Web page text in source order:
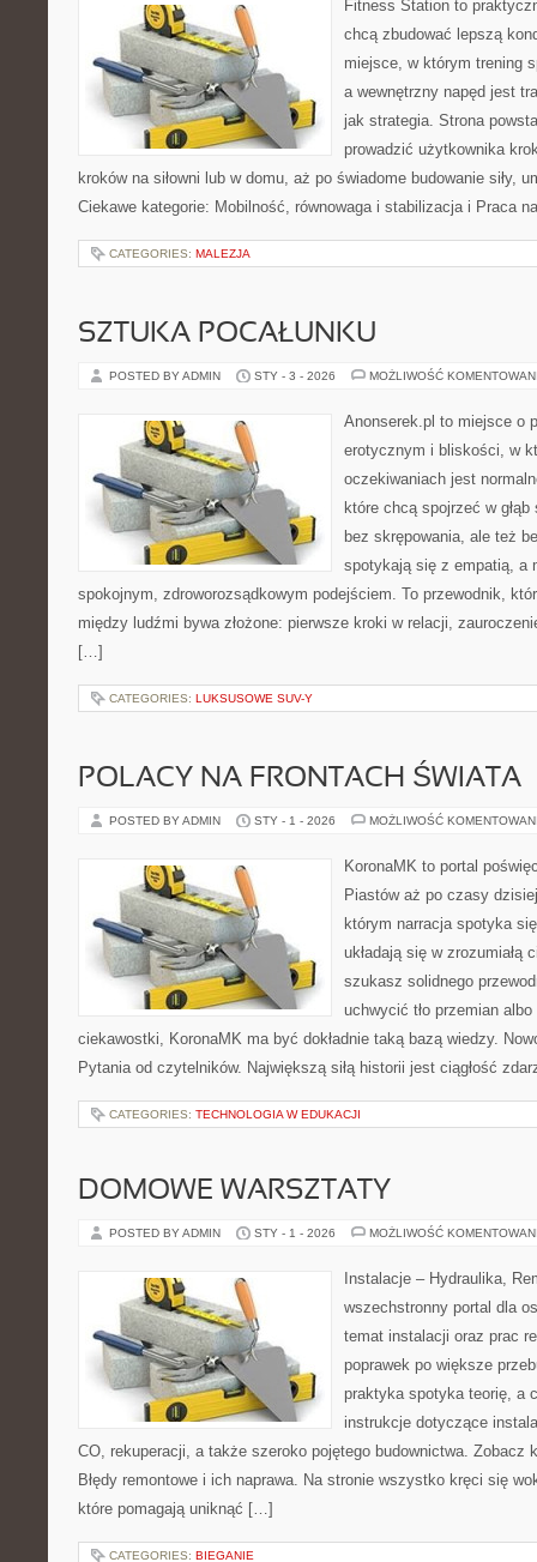
Fitness Station to
chcą zbudować lepszą
miejsce, w którym trening
a wewnętrzny napęd jest
jak strategia. Strona
prowadzić użytkownika
kroków na siłowni lub w domu, aż po świadome budowanie siły,
Ciekawe kategorie: Mobilność, równowaga i stabilizacja i Praca
CATEGORIES: MALEZJA
SZTUKA POCAŁUNKU
POSTED BY ADMIN STY - 3 - 2026 MOŻLIWOŚĆ
Anonserek.pl to miejsce o
erotycznym i bliskości, w
oczekiwaniach jest
które chcą spojrzeć w
bez skrępowania, ale też
spotykają się z empatią, a
spokojnym, zdroworozsądkowym podejściem. To przewodnik,
między ludźmi bywa złożone: pierwsze kroki w relacji,
[…]
CATEGORIES: LUKSUSOWE SUV-Y
POLACY NA FRONTACH ŚWIATA
POSTED BY ADMIN STY - 1 - 2026 MOŻLIWOŚĆ
KoronaMK to portal
Piastów aż po czasy
którym narracja spotyka
układają się w
szukasz solidnego
uchwycić tło przemian
ciekawostki, KoronaMK ma być dokładnie taką bazą wiedzy.
Pytania od czytelników. Największą siłą historii jest ciągłość
CATEGORIES: TECHNOLOGIA W EDUKACJI
DOMOWE WARSZTATY
POSTED BY ADMIN STY - 1 - 2026 MOŻLIWOŚĆ
Instalacje – Hydraulika,
wszechstronny portal dla
temat instalacji oraz prac
poprawek po większe
praktyka spotyka teorię, a
instrukcje dotyczące
CO, rekuperacji, a także szeroko pojętego budownictwa. Zobacz
Błędy remontowe i ich naprawa. Na stronie wszystko kręci się
które pomagają uniknąć […]
CATEGORIES: BIEGANIE